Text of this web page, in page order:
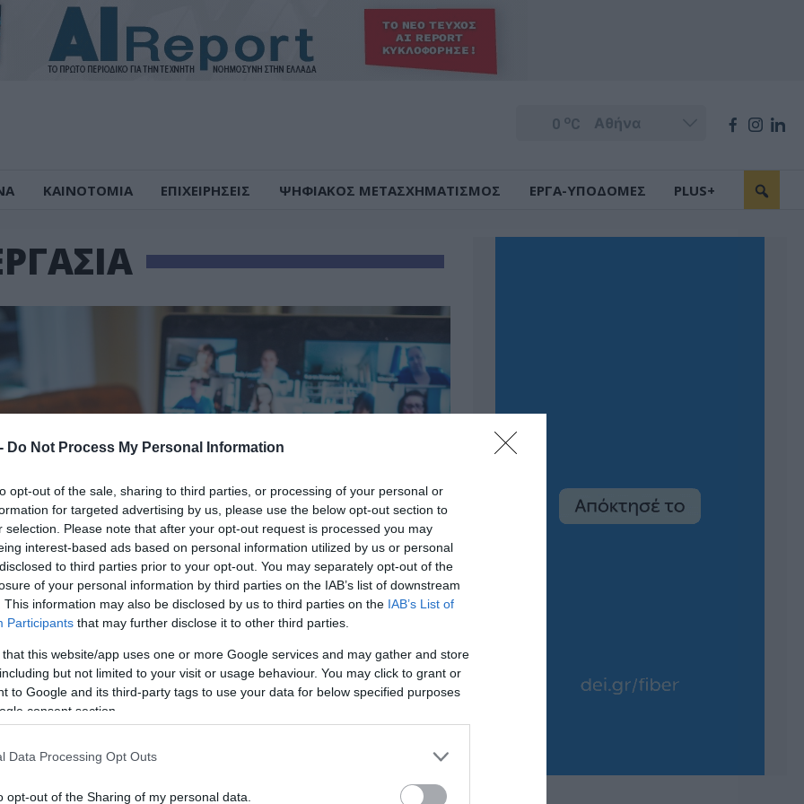
Do Not Process My Personal Information
opt-out of the sale, sharing to third parties, or processing of your personal or
for targeted advertising by us, please use the below opt-out section to
selection. Please note that after your opt-out request is processed you may
interest-based ads based on personal information utilized by us or personal
to third parties prior to your opt-out. You may separately opt-out of the
of your personal information by third parties on the IAB’s list of downstream
This information may also be disclosed by us to third parties on the IAB’s List of
Participants that may further disclose it to other third parties.
that this website/app uses one or more Google services and may gather and store
but not limited to your visit or usage behaviour. You may click to grant or
to Google and its third-party tags to use your data for below specified purposes
consent section.
Data Processing Opt Outs
opt-out of the Sharing of my personal data.
0 oC
ΚΑΙΝΟΤΟΜΙΑ ΕΠΙΧΕΙΡΗΣΕΙΣ ΨΗΦΙΑΚΟΣ ΜΕΤΑΣΧΗΜΑΤΙΣΜΟΣ ΕΡΓΑ-ΥΠΟΔΟΜΕΣ PLUS+